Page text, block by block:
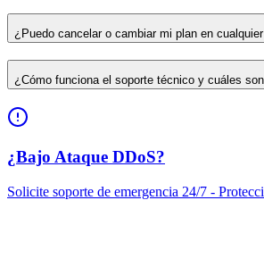
¿Puedo cancelar o cambiar mi plan en
¿Cómo funciona el soporte técnico y cuáles
¿Bajo Ataque DDoS?
Solicite soporte de emergencia 24/7 -